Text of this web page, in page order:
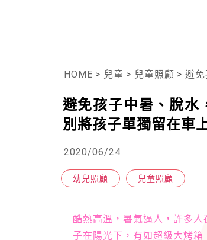
HOME > 兒童 > 兒童照顧 > 避免
避免孩子中暑、脫水
別將孩子單獨留在車
2020/06/24
幼兒照顧 兒童照顧
酷熱高溫，暑氣逼人，許多
子在陽光下，有如超級大烤